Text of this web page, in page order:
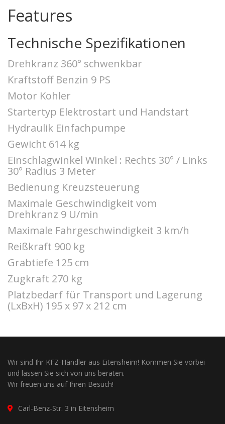
Features
Technische Spezifikationen
Drehkranz 360° schwenkbar
Kraftstoff Benzin 9 PS
Motor Kohler
Startertyp Elektrostart und Handstart
Hydraulik Einfachpumpe
Gewicht 614 kg
Einschlagwinkel Winkel : Rechts 30° / Links
30° Radius 3 Meter
Bedienung Kreuzsteuerung
Maximale Geschwindigkeit vom
Drehkranz 9 U/min
Maximale Fahrgeschwindigkeit 3 km/h
Reißkraft 900 kg
Grabtiefe 125 cm
Zugkraft 270 kg
Platzbedarf für Transport und Lagerung
(LxBxH) 195 x 97 x 212 cm
Wir sind Ihr KFZ-Händler aus Eitensheim! Kommen Sie vorbei
und lassen Sie sich von uns beraten.
Wir freuen uns auf Ihren Besuch!
Carl-Benz-Str. 3 in Eitensheim